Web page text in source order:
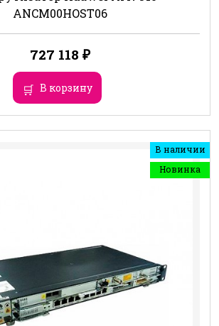
ANCM00HOST06
727 118 ₽
В корзину
В наличии
Новинка